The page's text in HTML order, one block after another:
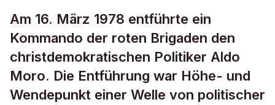
Am 16. März 1978 entführte ein
Kommando der roten Brigaden den
christdemokratischen Politiker Aldo
Moro. Die Entführung war Höhe- und
Wendepunkt einer Welle von politischer